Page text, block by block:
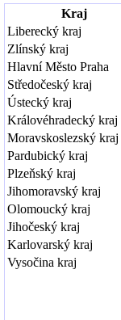
Kraj
Liberecký kraj
Zlínský kraj
Hlavní Město Praha
Středočeský kraj
Ústecký kraj
Královéhradecký kraj
Moravskoslezský kraj
Pardubický kraj
Plzeňský kraj
Jihomoravský kraj
Olomoucký kraj
Jihočeský kraj
Karlovarský kraj
Vysočina kraj